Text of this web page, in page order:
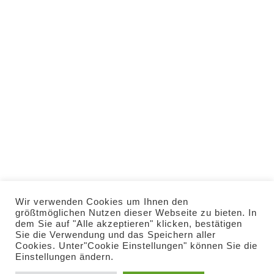
KONTAKT
Wir verwenden Cookies um Ihnen den
größtmöglichen Nutzen dieser Webseite zu bieten. In
dem Sie auf "Alle akzeptieren" klicken, bestätigen
Sie die Verwendung und das Speichern aller
Cookies. Unter"Cookie Einstellungen" können Sie die
Einstellungen ändern.